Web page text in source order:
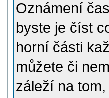
Oznámení
byste je číst
horní části
můžete či
záleží na